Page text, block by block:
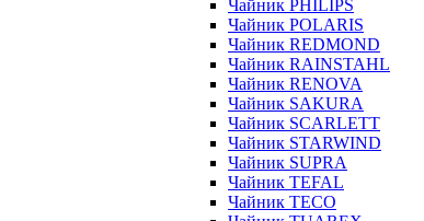
Чайник PHILIPS
Чайник POLARIS
Чайник REDMOND
Чайник RAINSTAHL
Чайник RENOVA
Чайник SAKURA
Чайник SCARLETT
Чайник STARWIND
Чайник SUPRA
Чайник TEFAL
Чайник TECO